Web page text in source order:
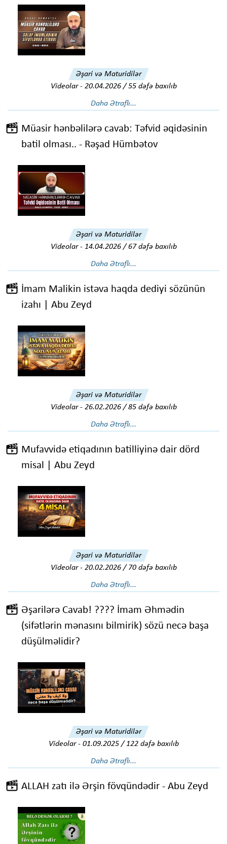
Əşari və Maturidilər
Videolar- 20.04.2026 / 55 dəfə baxılıb
Daha Ətraflı...
Müasir hənbəlilərə cavab: Təfvid əqidəsinin
batil olması.. - Rəşad Hümbətov
Əşari və Maturidilər
Videolar- 14.04.2026 / 67 dəfə baxılıb
Daha Ətraflı...
İmam Malikin istəva haqda dediyi sözünün
izahı | Abu Zeyd
Əşari və Maturidilər
Videolar- 26.02.2026 / 85 dəfə baxılıb
Daha Ətraflı...
Mufavvidə etiqadının batilliyinə dair dörd
misal | Abu Zeyd
Əşari və Maturidilər
Videolar- 20.02.2026 / 70 dəfə baxılıb
Daha Ətraflı...
Əşarilərə Cavab! ???? İmam Əhmədin
(sifətlərin mənasını bilmirik) sözü necə başa
düşülməlidir?
Əşari və Maturidilər
Videolar- 01.09.2025 / 122 dəfə baxılıb
Daha Ətraflı...
ALLAH zatı ilə Ərşin fövqündədir - Abu Zeyd